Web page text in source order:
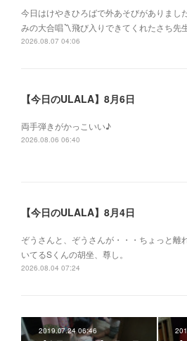
今日はけやきひろばで外あそびがありまし
みの大合唱〽飛び入りできてくれたさち先
2026.08.07 04:06
【今日のULALA】8月6日
両手弾きがかっこいい♪
2026.08.06 06:40
【今日のULALA】8月4日
ぞうさんと、ぞうさんが・・・ちょっと離
いてるSくんの胡坐、尊し。
2026.08.04 07:24
2019.07.24 06:46